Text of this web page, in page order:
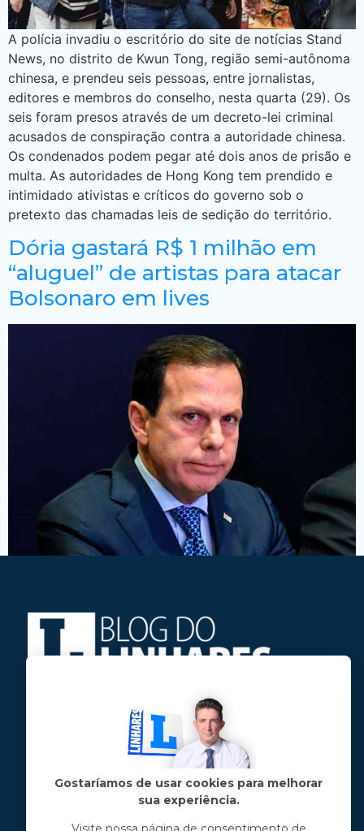
A polícia invadiu o escritório do site de notícias Stand
News, no distrito de Kwun Tong, região semi-autônoma
chinesa, e prendeu seis pessoas, entre jornalistas,
editores e membros do conselho, nesta quarta (29). Os
seis foram presos através de um decreto-lei criminal
acusados de conspiração contra a autoridade chinesa.
Os condenados podem pegar até dois anos de prisão e
multa. As autoridades de Hong Kong tem prendido e
intimidado ativistas e críticos do governo sob o
pretexto das chamadas leis de sedição do território.
Dória gastará R$ 1 milhão em
“aluguel” de artistas para atacar
Bolsonaro em lives
Jose Linhares Jr é maranhense.
Formado em Jornalismo, estudou filosofia
e tem pós-graduações em ciência política
e marketing político.
Gostaríamos de usar cookies para melhorar
sua experiência.